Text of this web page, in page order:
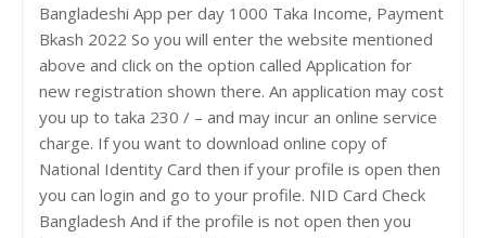
Bangladeshi App per day 1000 Taka Income, Payment
Bkash 2022 So you will enter the website mentioned
above and click on the option called Application for
new registration shown there. An application may cost
you up to taka 230 / – and may incur an online service
charge. If you want to download online copy of
National Identity Card then if your profile is open then
you can login and go to your profile. NID Card Check
Bangladesh And if the profile is not open then you